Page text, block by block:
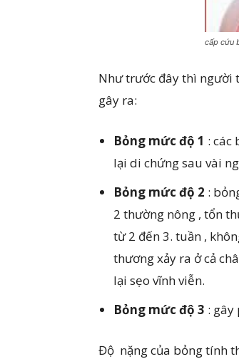
cấp cứu
Như trước đây thì người
gây ra:
Bỏng mức độ 1 : các
lại di chứng sau vài
Bỏng mức độ 2 :
2 thường nông , tổn
từ 2 đến 3. tuần ,
thương xảy ra ở cả
lại sẹo vĩnh viễn.
Bỏng mức độ 3 : gây
Độ nặng của bỏng tính